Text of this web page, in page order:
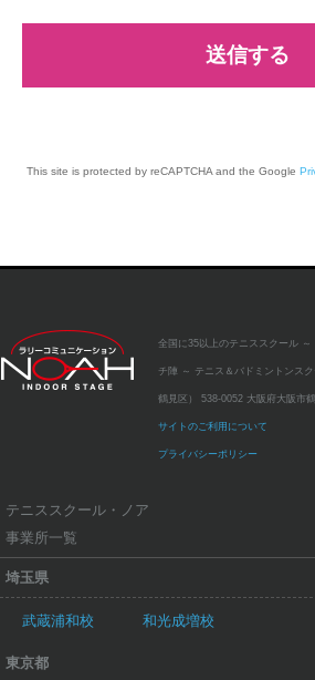
[個人情報に関するお問合せ先]
This site is protected by reCAPTCHA and the Google
全国に35以上のテニススクール
チ陣 ～ テニス＆バドミントンス
鶴見区） 538-0052 大阪府大阪市
サイトのご利用について
プライバシーポリシー
テニススクール・ノア
事業所一覧
埼玉県
武蔵浦和校 和光成増校
東京都